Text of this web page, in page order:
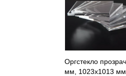
Оргстекло
мм, 1023x1013 мм